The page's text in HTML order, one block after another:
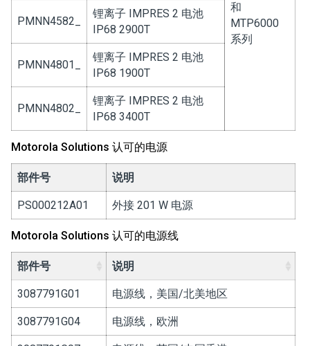
和
MTP6000
系列
PMNN4582_
锂离子 IMPRES 2 电池
IP68 2900T
PMNN4801_
锂离子 IMPRES 2 电池
IP68 1900T
PMNN4802_
锂离子 IMPRES 2 电池
IP68 3400T
Motorola Solutions 认可的电源
部件号 说明
PS000212A01 外接 201 W 电源
Motorola Solutions 认可的电源线
部件号 说明
3087791G01 电源线，美国/北美地区
3087791G04 电源线，欧洲